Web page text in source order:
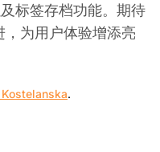
标签存档功能。期待
，为用户体验增添亮
.